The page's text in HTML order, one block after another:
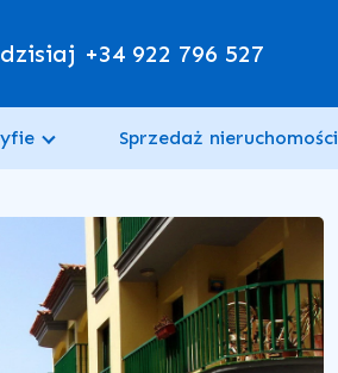
+34 922 796 527
Sprzedaż nieruchomości